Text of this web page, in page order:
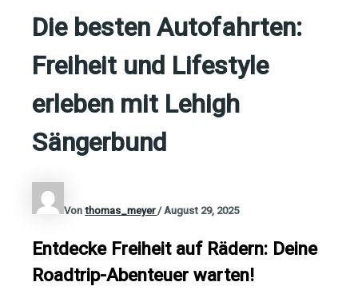
Die besten Autofahrten:
Freiheit und Lifestyle
erleben mit Lehigh
Sängerbund
Vonthomas_meyer/August 29, 2025
Entdecke Freiheit auf Rädern: Deine
Roadtrip-Abenteuer warten!